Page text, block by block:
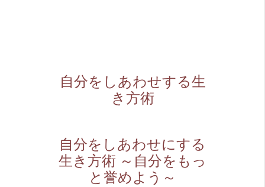
自分をしあわせする生
き方術
自分をしあわせにする
生き方術 ～自分をもっ
と誉めよう～